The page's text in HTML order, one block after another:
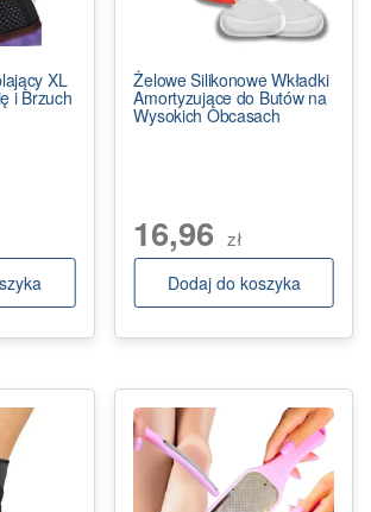
XL
i Brzuch
Żelowe Silikonowe Wkładki
Amortyzujące do Butów na
Wysokich Obcasach
16,96 zł
Dodaj do koszyka